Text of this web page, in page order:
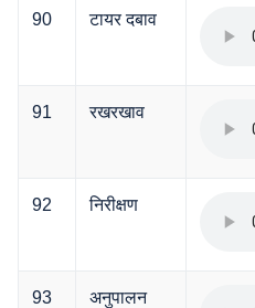
90 टायर दबाव
91 रखरखाव
92 निरीक्षण
93 अनुपालन